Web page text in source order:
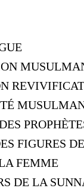
FIGURES
FEMME
DE LA